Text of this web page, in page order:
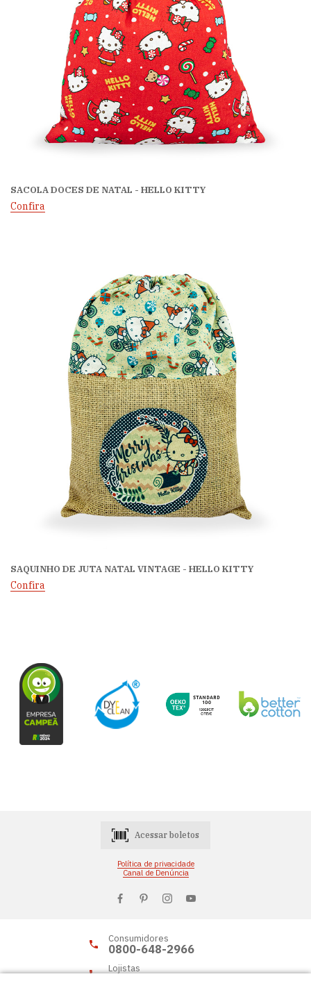
SACOLA DOCES DE NATAL - HELLO KITTY
Confira
SAQUINHO DE JUTA NATAL VINTAGE - HELLO KITTY
Confira
Acessar boletos
Política de privacidade
Canal de Denúncia
Consumidores
0800-648-2966
Lojistas